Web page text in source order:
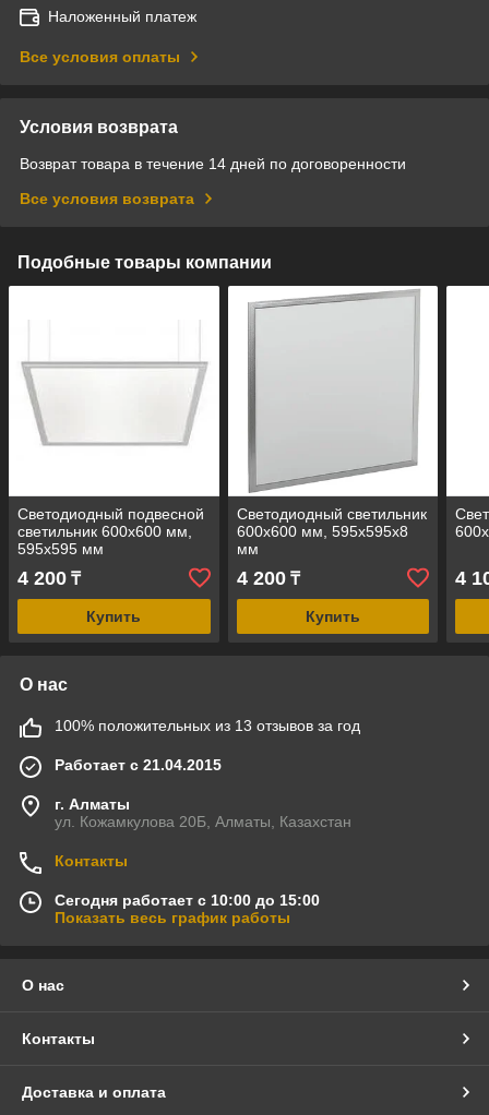
Наложенный платеж
Все условия оплаты
Условия возврата
Возврат товара в течение 14 дней по договоренности
Все условия возврата
Подобные товары компании
Светодиодный подвесной
светильник 600х600 мм,
595х595 мм
4 200 ₸
Купить
Светодиодный светильник
600х600 мм, 595х595х8
мм
4 200₸
Купить
4
О нас
100% положительных из 13 отзывов за год
Работает с 21.04.2015
г. Алматы
ул. Кожамкулова 20Б, Алматы, Казахстан
Контакты
Сегодня работает с 10:00 до 15:00
Показать весь график работы
О нас
Контакты
Доставка и оплата